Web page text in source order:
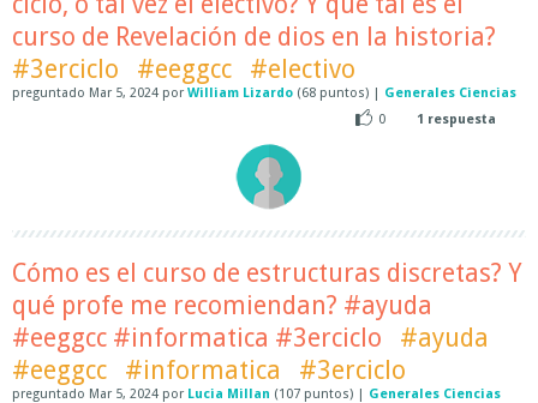
curso de Revelación de dios en la historia?
#3erciclo
#eeggcc #electivo
preguntado Mar 5, 2024 por William Lizardo (68 puntos) | Generales Ciencias
0
1 respuesta
Cómo es el curso de estructuras discretas? Y
qué profe me recomiendan? #ayuda
#eeggcc #informatica #3erciclo
#ayuda
#eeggcc
#informatica #3erciclo
preguntado Mar 5, 2024 por Lucia Millan (107 puntos) | Generales Ciencias